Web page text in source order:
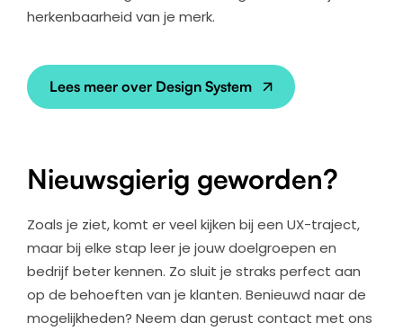
herkenbaarheid van je merk.
Lees meer over Design System
Nieuwsgierig geworden?
Zoals je ziet, komt er veel kijken bij een UX-traject,
maar bij elke stap leer je jouw doelgroepen en
bedrijf beter kennen. Zo sluit je straks perfect aan
op de behoeften van je klanten. Benieuwd naar de
mogelijkheden? Neem dan gerust contact met ons